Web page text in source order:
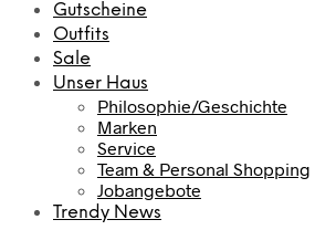
Gutscheine
Outfits
Sale
Unser Haus
Philosophie/Geschichte
Marken
Service
Team & Personal Shopping
Jobangebote
Trendy News